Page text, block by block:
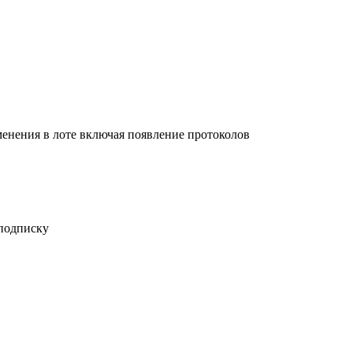
в лоте включая появление протоколов